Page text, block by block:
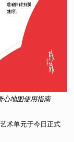
地图使用指南
术单元于今日正式